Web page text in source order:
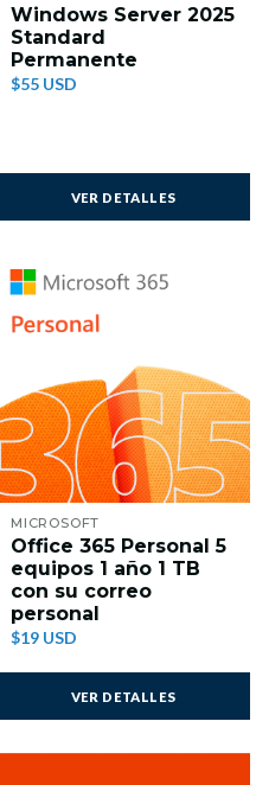
Windows Server 2025
Standard
Permanente
$55 USD
VER DETALLES
MICROSOFT
Office 365 Personal 5
equipos 1 año 1 TB
con su correo
personal
$19 USD
VER DETALLES